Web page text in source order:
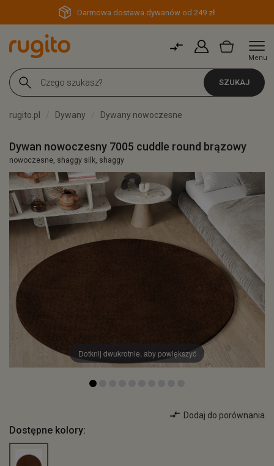
Darmowa dostawa dywanów od 249 zł
Menu
SZUKAJ
rugito.pl Dywany Dywany nowoczesne
Dywan nowoczesny 7005 cuddle round brązowy
nowoczesne, shaggy silk, shaggy
Dotknij dwukrotnie, aby powiększyć
Dodaj do porównania
Dostępne kolory: